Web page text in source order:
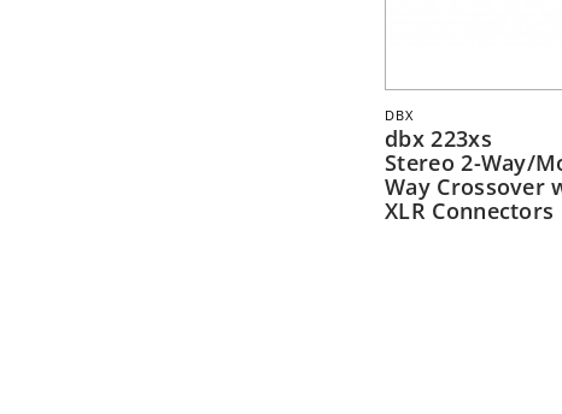
DBX
dbx 223xs
Stereo 2-Way/
Way Crossover
XLR Connectors